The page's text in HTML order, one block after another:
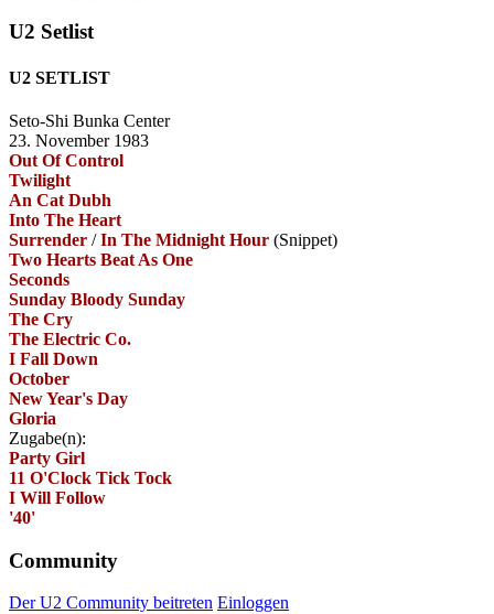
U2 Setlist
U2 SETLIST
Seto-Shi Bunka Center
23. November 1983
Out Of Control
Twilight
An Cat Dubh
Into The Heart
Surrender /In The Midnight Hour (Snippet)
Two Hearts Beat As One
Seconds
Sunday Bloody Sunday
The Cry
The Electric Co.
I Fall Down
October
New Year's Day
Gloria
Zugabe(n):
Party Girl
11 O'Clock Tick Tock
I Will Follow
'40'
Community
Der U2 Community beitreten Einloggen